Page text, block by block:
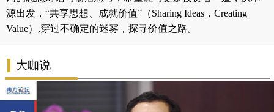
科技 能源 房产
图片
旅游
源出发，“共享思想、成就价值”（Sharing Ideas，Creating
Value）,穿过不确定的迷雾，探寻价值之路。
大咖说